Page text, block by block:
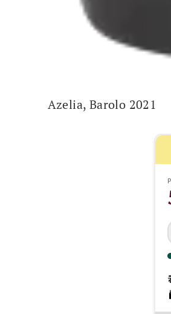
Azelia, Barolo 2021